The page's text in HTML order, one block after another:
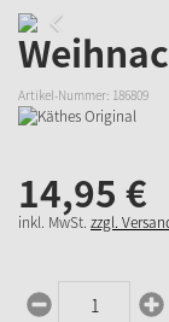
Artikel-Nummer: 186809
14,95 €
inkl. MwSt. zzgl.